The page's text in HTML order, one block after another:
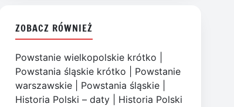
ZOBACZ RÓWNIEŻ
Powstanie wielkopolskie krótko
Powstania śląskie krótko
Powstanie
warszawskie
Powstania śląskie
Historia Polski – daty
Historia Polski